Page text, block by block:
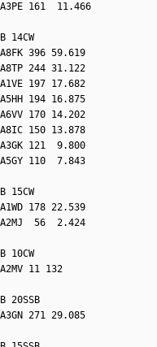
161  11.466
14CW
396 59.619
244 31.122
197 17.682
194 16.875
170 14.202
150 13.878
121  9.800
110  7.843
15CW
178 22.539
56  2.424
10CW
11 132
20SSB
271 29.085